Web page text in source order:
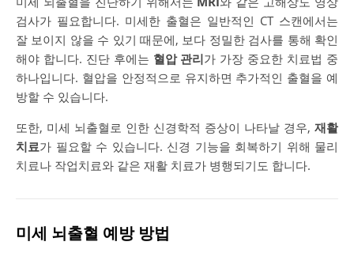
검사가 필요합니다. 미세한 출혈은 일반적인 CT 스캔에서는
잘 보이지 않을 수 있기 때문에, 보다 정밀한 검사를 통해 확인
해야 합니다. 진단 후에는 혈압 관리가 가장 중요한 치료법 중
하나입니다. 혈압을 안정적으로 유지하면 추가적인 출혈을 예
방할 수 있습니다.
또한, 미세 뇌출혈로 인한 신경학적 증상이 나타날 경우, 재활
치료가 필요할 수 있습니다. 신경 기능을 회복하기 위해 물리
치료나 작업치료와 같은 재활 치료가 병행되기도 합니다.
미세 뇌출혈 예방 방법